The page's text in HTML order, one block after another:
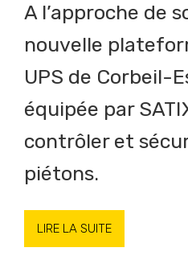
A l’approche de
nouvelle
UPS de Corbeil-
équipée par
contrôler et
piétons.
LIRE LA SUITE